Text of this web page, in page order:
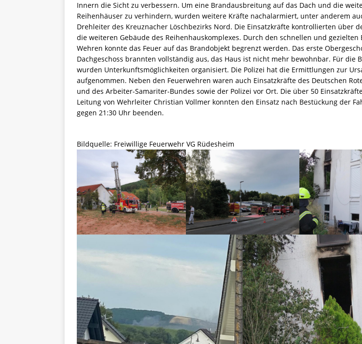
Innern die Sicht zu verbessern. Um eine Brandausbreitung auf das Dach und die
Reihenhäuser zu verhindern, wurden weitere Kräfte nachalarmiert, unter anderem
Drehleiter des Kreuznacher Löschbezirks Nord. Die Einsatzkräfte kontrollierten über
die weiteren Gebäude des Reihenhauskomplexes. Durch den schnellen und gezielten
Wehren konnte das Feuer auf das Brandobjekt begrenzt werden. Das erste
Dachgeschoss brannten vollständig aus, das Haus ist nicht mehr bewohnbar. Für die
wurden Unterkunftsmöglichkeiten organisiert. Die Polizei hat die Ermittlungen zur
aufgenommen. Neben den Feuerwehren waren auch Einsatzkräfte des Deutschen
und des Arbeiter-Samariter-Bundes sowie der Polizei vor Ort. Die über 50
Leitung von Wehrleiter Christian Vollmer konnten den Einsatz nach Bestückung der
gegen 21:30 Uhr beenden.
Bildquelle: Freiwillige Feuerwehr VG Rüdesheim